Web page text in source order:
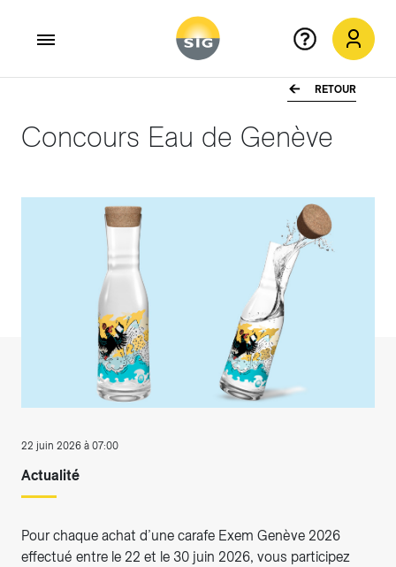
RETOUR
Concours Eau de Genève
22 juin 2026 à 07:00
Actualité
Pour chaque achat d’une carafe Exem Genève 2026
effectué entre le 22 et le 30 juin 2026, vous participez